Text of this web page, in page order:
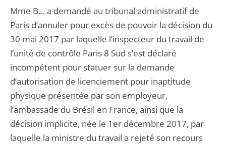
Mme B… a demandé au tribunal administratif de
Paris d’annuler pour excès de pouvoir la décision du
30 mai 2017 par laquelle l’inspecteur du travail de
l’unité de contrôle Paris 8 Sud s’est déclaré
incompétent pour statuer sur la demande
d’autorisation de licenciement pour inaptitude
physique présentée par son employeur,
l’ambassade du Brésil en France, ainsi que la
décision implicite, née le 1er décembre 2017, par
laquelle la ministre du travail a rejeté son recours